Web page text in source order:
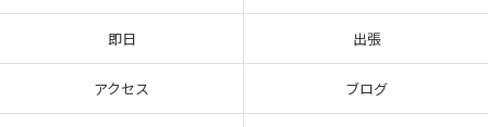
即日 出張
アクセス ブログ